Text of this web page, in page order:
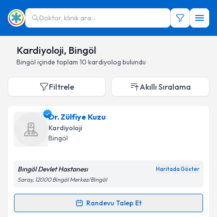
Doktor, klinik ara...
Kardiyoloji, Bingöl
Bingöl içinde toplam 10 kardiyolog bulundu
Filtrele Akıllı Sıralama
Dr. Zülfiye Kuzu
Kardiyoloji
Bingöl
Bıngöl Devlet Hastanesı Haritada Göster
Saray, 12000 Bingöl Merkez/Bingöl
Randevu Talep Et
Randevu Takvimi Talebi